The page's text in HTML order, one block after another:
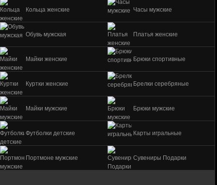
Кольца женские Часы мужские
Обувь мужская Платья женские
Майки женские Брюки спортивные
Куртки женские Брелки серебряные
Майки мужские Брюки мужские
Футболки детские Карты игральные
Портмоне мужские Сувениры Подарки